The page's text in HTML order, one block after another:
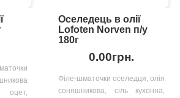
оцет,
Оселедець в олії
Lofoten Norven п/у
180г
0.00грн.
Філе-шматочки оселедця, олія
соняшникова, сіль кухонна,